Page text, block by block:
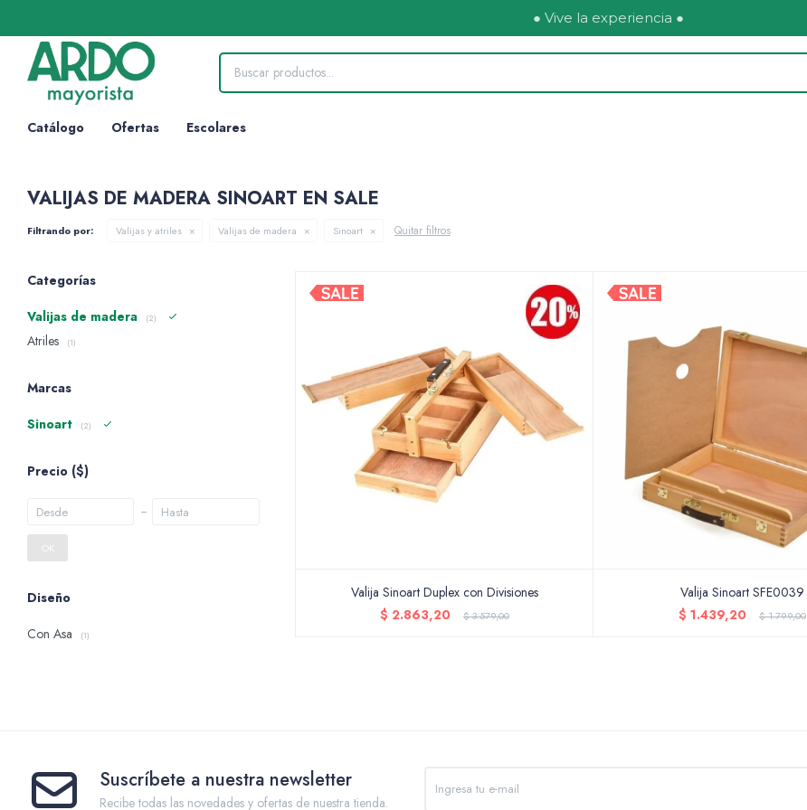
● Vive la experiencia ●
Catálogo Ofertas Escolares
VALIJAS DE MADERA SINOART EN SALE
Filtrando por: Valijas y atriles Valijas de madera Sinoart Quitar filtros
Valija Sinoart Duplex con Divisiones
$ 2.863,20 $3.579,00
Valija Sinoart SFE0039
$ 1.439,20 $1.799,00
Categorías
Valijas de madera
(2)
Atriles (1)
Marcas
Sinoart
(2)
Precio ($)
OK
Diseño
Con Asa
(1)
Suscríbete a nuestra newsletter
Recibe todas las novedades y ofertas de nuestra tienda.